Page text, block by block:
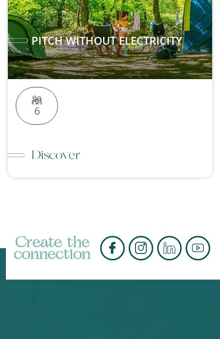
PITCH WITHOUT ELECTRICITY
6
Discover
Create the
connection